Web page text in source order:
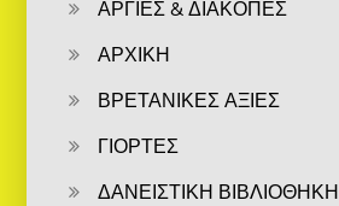
ΑΡΓΙΕΣ & ΔΙΑΚΟΠΕΣ
ΑΡΧΙΚΗ
ΒΡΕΤΑΝΙΚΕΣ ΑΞΙΕΣ
ΓΙΟΡΤΕΣ
ΔΑΝΕΙΣΤΙΚΗ ΒΙΒΛΙΟΘΗΚΗ